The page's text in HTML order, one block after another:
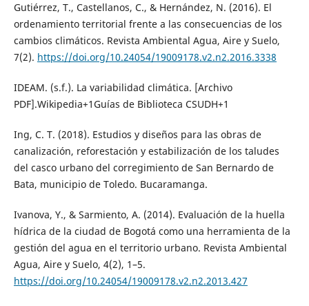
Gutiérrez, T., Castellanos, C., & Hernández, N. (2016). El
ordenamiento territorial frente a las consecuencias de los
cambios climáticos. Revista Ambiental Agua, Aire y Suelo,
7(2). https://doi.org/10.24054/19009178.v2.n2.2016.3338
IDEAM. (s.f.). La variabilidad climática. [Archivo
PDF].Wikipedia+1Guías de Biblioteca CSUDH+1
Ing, C. T. (2018). Estudios y diseños para las obras de
canalización, reforestación y estabilización de los taludes
del casco urbano del corregimiento de San Bernardo de
Bata, municipio de Toledo. Bucaramanga.
Ivanova, Y., & Sarmiento, A. (2014). Evaluación de la huella
hídrica de la ciudad de Bogotá como una herramienta de la
gestión del agua en el territorio urbano. Revista Ambiental
Agua, Aire y Suelo, 4(2), 1–5.
https://doi.org/10.24054/19009178.v2.n2.2013.427